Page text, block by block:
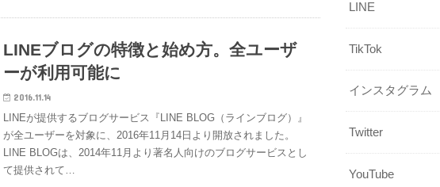
LINEブログの特徴と始め方。全ユーザ
ーが利用可能に
2016.11.14
LINEが提供するブログサービス『LINE BLOG（ラインブログ）』
が全ユーザーを対象に、2016年11月14日より開放されました。
LINE BLOGは、2014年11月より著名人向けのブログサービスとし
て提供されて…
LINE
TikTok
インスタグラム
Twitter
YouTube